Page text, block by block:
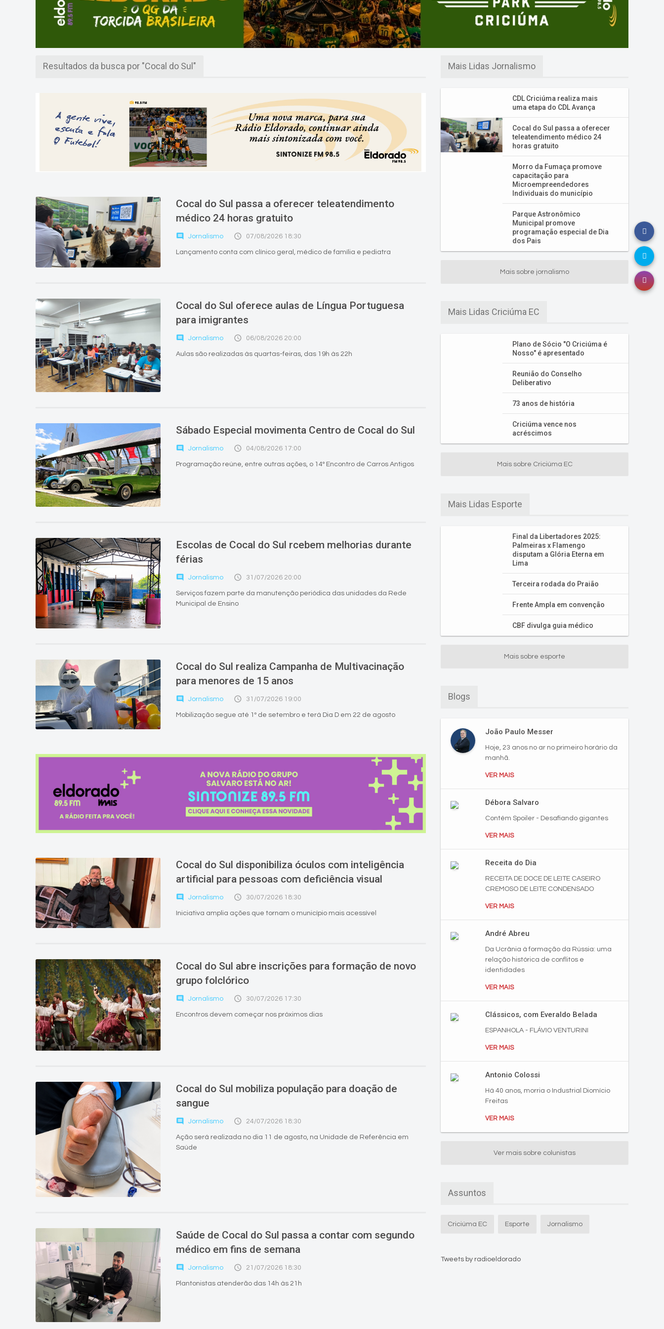
Resultados da busca por "Cocal do Sul"
Cocal do Sul passa a oferecer teleatendimento
médico 24 horas gratuito
comment Jornalismo access_time 07/08/2026 18:30
Lançamento conta com clínico geral, médico de família e pediatra
Cocal do Sul oferece aulas de Língua Portuguesa
para imigrantes
comment Jornalismo access_time 06/08/2026 20:00
Aulas são realizadas às quartas-feiras, das 19h às 22h
Sábado Especial movimenta Centro de Cocal do Sul
comment Jornalismo access_time 04/08/2026 17:00
Programação reúne, entre outras ações, o 14º Encontro de Carros Antigos
Escolas de Cocal do Sul rcebem melhorias durante
férias
comment Jornalismo access_time 31/07/2026 20:00
Serviços fazem parte da manutenção periódica das unidades da Rede
Municipal de Ensino
Cocal do Sul realiza Campanha de Multivacinação
para menores de 15 anos
comment Jornalismo access_time 31/07/2026 19:00
Mobilização segue até 1º de setembro e terá Dia D em 22 de agosto
Cocal do Sul disponibiliza óculos com inteligência
artificial para pessoas com deficiência visual
comment Jornalismo access_time 30/07/2026 18:30
Iniciativa amplia ações que tornam o município mais acessível
Cocal do Sul abre inscrições para formação de novo
grupo folclórico
comment Jornalismo access_time 30/07/2026 17:30
Encontros devem começar nos próximos dias
Cocal do Sul mobiliza população para doação de
sangue
comment Jornalismo access_time 24/07/2026 18:30
Ação será realizada no dia 11 de agosto, na Unidade de Referência em
Saúde
Saúde de Cocal do Sul passa a contar com segundo
médico em fins de semana
comment Jornalismo access_time 21/07/2026 18:30
Plantonistas atenderão das 14h às 21h
Mais Lidas Jornalismo
CDL Criciúma realiza mais
uma etapa do CDL Avança
Cocal do Sul passa a oferecer
teleatendimento médico 24
horas gratuito
Morro da Fumaça promove
capacitação para
Microempreendedores
Individuais do município
Parque Astronômico
Municipal promove
programação especial de Dia
dos Pais
Mais sobre jornalismo
Mais Lidas Criciúma EC
Plano de Sócio "O Criciúma é
Nosso" é apresentado
Reunião do Conselho
Deliberativo
73 anos de história
Criciúma vence nos
acréscimos
Mais sobre Criciúma EC
Mais Lidas Esporte
Final da Libertadores 2025:
Palmeiras x Flamengo
disputam a Glória Eterna em
Lima
Terceira rodada do Praião
Frente Ampla em convenção
CBF divulga guia médico
Mais sobre esporte
Blogs
João Paulo Messer
Hoje, 23 anos no ar no primeiro horário da
manhã.
VER MAIS
Débora Salvaro
Contém Spoiler - Desafiando gigantes
VER MAIS
Receita do Dia
RECEITA DE DOCE DE LEITE CASEIRO
CREMOSO DE LEITE CONDENSADO
VER MAIS
André Abreu
Da Ucrânia à formação da Rússia: uma
relação histórica de conflitos e
identidades
VER MAIS
Clássicos, com Everaldo Belada
ESPANHOLA - FLÁVIO VENTURINI
VER MAIS
Antonio Colossi
Há 40 anos, morria o Industrial Diomício
Freitas
VER MAIS
Ver mais sobre colunistas
Assuntos
Criciúma EC Esporte Jornalismo
Tweets by radioeldorado